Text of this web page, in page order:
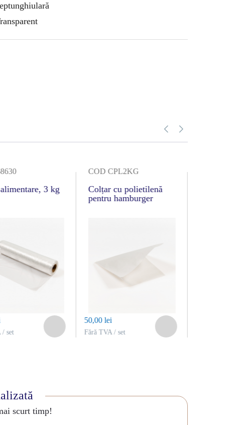
3 kg
/ set
COD CPL2KG
Colțar cu polietilenă
pentru hamburger
50,00 lei
Fără TVA / set
scurt timp!